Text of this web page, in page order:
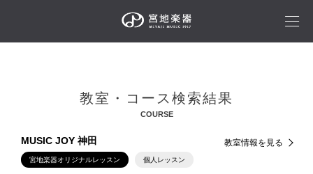
教室・コース検索結果
COURSE
MUSIC JOY 神田 教室情報を見る
宮地楽器オリジナルレッスン 個人レッスン